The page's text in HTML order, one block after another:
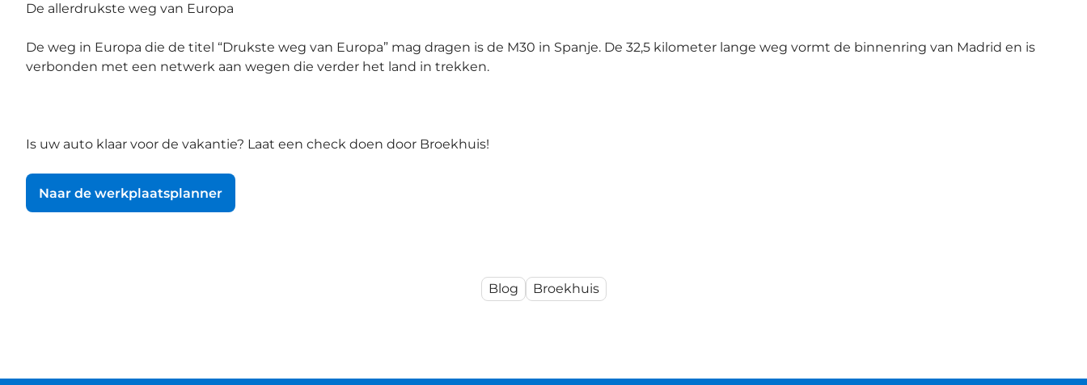
De allerdrukste weg van Europa
De weg in Europa die de titel “Drukste weg van Europa” mag dragen is de M30 in Spanje. De 32,5 kilometer lange weg vormt de binnenring van Madrid en is
verbonden met een netwerk aan wegen die verder het land in trekken.
Is uw auto klaar voor de vakantie? Laat een check doen door Broekhuis!
Naar de werkplaatsplanner
Blog Broekhuis